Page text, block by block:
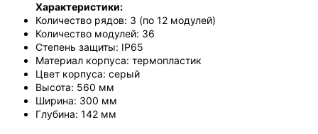
Характеристики:
Количество рядов: 3 (по 12 модулей)
Количество модулей: 36
Степень защиты: IP65
Материал корпуса: термопластик
Цвет корпуса: серый
Высота: 560 мм
Ширина: 300 мм
Глубина: 142 мм